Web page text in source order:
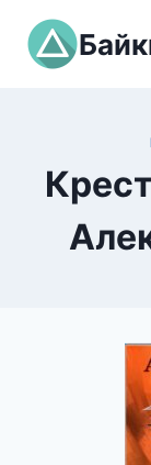
Перейти
содержимому